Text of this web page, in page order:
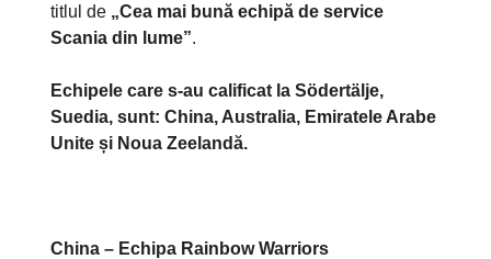
titlul de „Cea mai bună echipă de service
Scania din lume”.
Echipele care s-au calificat la Södertälje,
Suedia, sunt: China, Australia, Emiratele Arabe
Unite și Noua Zeelandă.
China – Echipa Rainbow Warriors